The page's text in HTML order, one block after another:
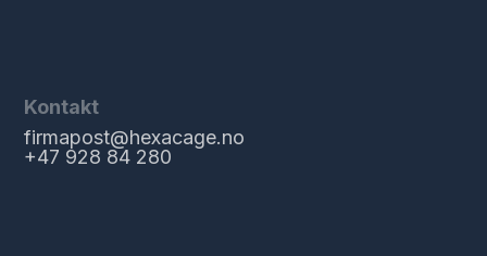
Kontakt
firmapost@hexacage.no
+47 928 84 280